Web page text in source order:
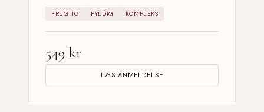
FRUGTIG FYLDIG KOMPLEKS
549 kr
LÆS ANMELDELSE